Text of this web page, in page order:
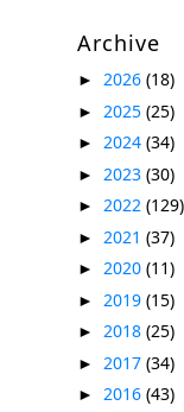
Archive
► 2026 (18)
► 2025 (25)
► 2024 (34)
► 2023 (30)
► 2022 (129)
► 2021 (37)
► 2020 (11)
► 2019 (15)
► 2018 (25)
► 2017 (34)
► 2016 (43)